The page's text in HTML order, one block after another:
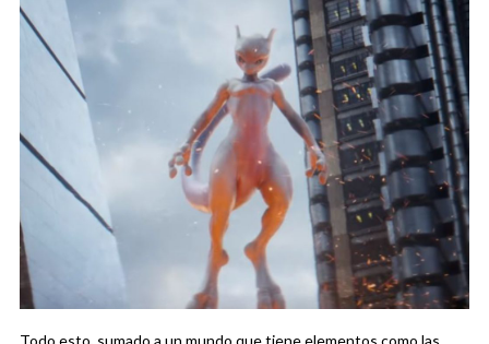
Todo esto, sumado a un mundo que tiene elementos como las